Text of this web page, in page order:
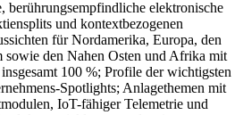
berührungsempfindliche elektronische
und kontextbezogenen
für Nordamerika, Europa, den
sowie den Nahen Osten und Afrika mit
100 %; Profile der wichtigsten
Spotlights; Anlagethemen mit
IoT-fähiger Telemetrie und